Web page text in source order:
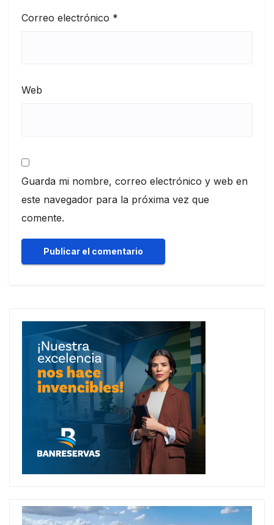
Correo electrónico *
Web
Guarda mi nombre, correo electrónico y web en
este navegador para la próxima vez que
comente.